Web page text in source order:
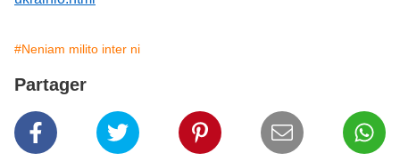
#Neniam milito inter ni
Partager